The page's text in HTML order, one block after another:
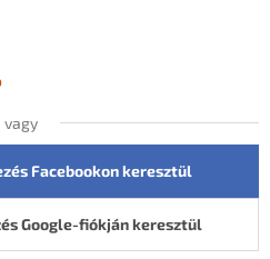
vagy
Facebookon keresztül
Google-fiókján keresztül